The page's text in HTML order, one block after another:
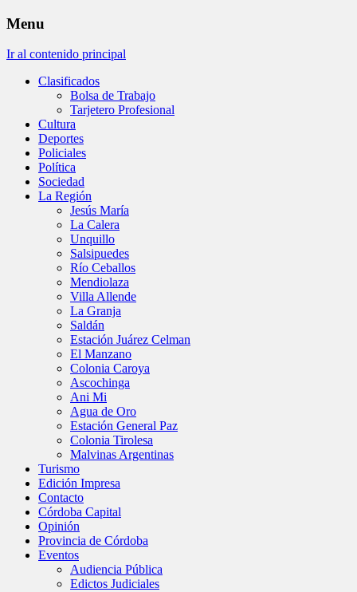
Menu
Ir al contenido principal
Clasificados
Bolsa de Trabajo
Tarjetero Profesional
Cultura
Deportes
Policiales
Política
Sociedad
La Región
Jesús María
La Calera
Unquillo
Salsipuedes
Río Ceballos
Mendiolaza
Villa Allende
La Granja
Saldán
Estación Juárez Celman
El Manzano
Colonia Caroya
Ascochinga
Ani Mi
Agua de Oro
Estación General Paz
Colonia Tirolesa
Malvinas Argentinas
Turismo
Edición Impresa
Contacto
Córdoba Capital
Opinión
Provincia de Córdoba
Eventos
Audiencia Pública
Edictos Judiciales